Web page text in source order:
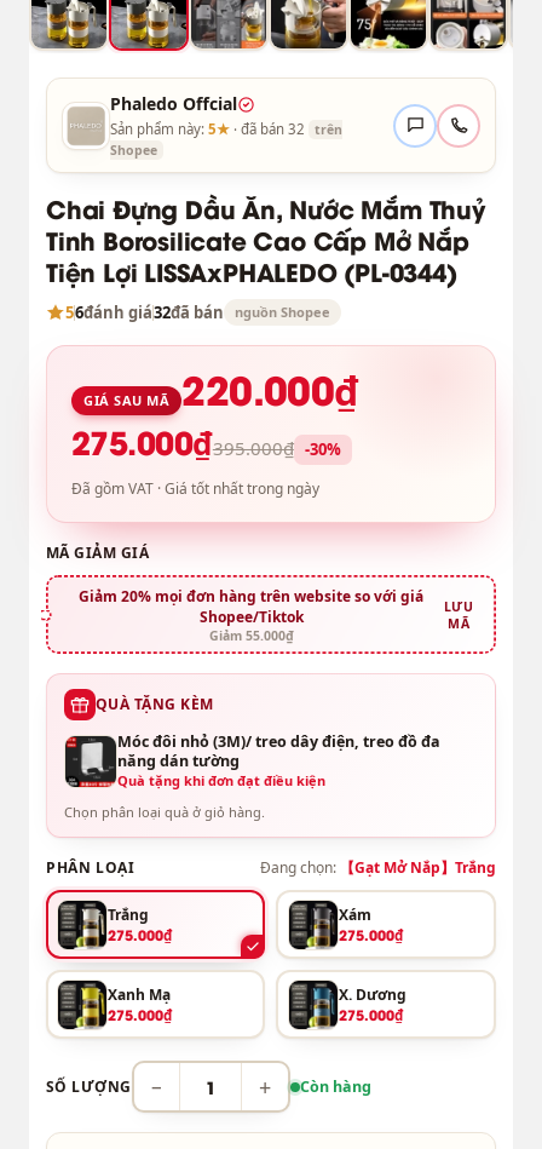
Phaledo Offcial
Sản phẩm này: 5★· đã bán 32
trên
Shopee
Chai Đựng Dầu Ăn, Nước Mắm Thuỷ
Tinh Borosilicate Cao Cấp Mở Nắp
Tiện Lợi LISSAxPHALEDO (PL-0344)
56đánh giá32đã bán nguồn Shopee
GIÁ SAU MÃ 220.000₫
275.000₫395.000₫ -30%
Đã gồm VAT · Giá tốt nhất trong ngày
MÃ GIẢM GIÁ
Giảm 20% mọi đơn hàng trên website so với giá
Shopee/Tiktok
Giảm 55.000₫
LƯU
MÃ
QUÀ TẶNG KÈM
Móc đôi nhỏ (3M)/ treo dây điện, treo đồ đa
năng dán tường
Quà tặng khi đơn đạt điều kiện
Chọn phân loại quà ở giỏ hàng.
PHÂN LOẠI Đang chọn: 【Gạt Mở Nắp】Trắng
Trắng
275.000₫
Xám
275.000₫
Xanh Mạ
275.000₫
X. Dương
275.000₫
SỐ LƯỢNG − + Còn hàng